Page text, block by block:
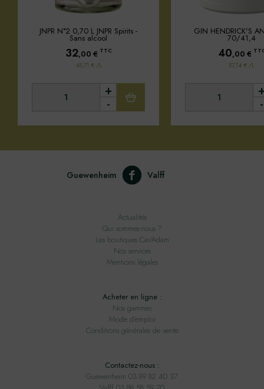
JNPR N°2 0,70 L JNPR Spirits -
Sans alcool
32,00 € TTC
45,71 € /L
-
+
GIN HENDRICK'S
70/41,4
40,00 €
57,14 € /L
-
Guewenheim Valff
Actualités
Qui sommes-nous ?
Les boutiques Cav'Adam
Nos services
Mentions légales
Acheter en ligne :
Nos gammes
Mode d'emploi
Conditions générales de vente
Contactez-nous :
Guewenheim 03 89 82 40 37